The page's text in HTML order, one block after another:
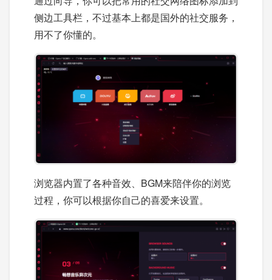
侧边工具栏，不过基本上都是国外的社交服务，
用不了你懂的。
浏览器内置了各种音效、BGM来陪伴你的浏览
过程，你可以根据你自己的喜爱来设置。